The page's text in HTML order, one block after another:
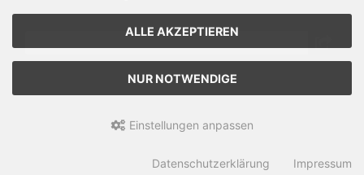
Der Newsletter kann jederzeit hier oder in Ihrem
Kundenkonto abbestellt werden.
ALLE AKZEPTIEREN
NUR NOTWENDIGE
Einstellungen anpassen
Datenschutzerklärung Impressum